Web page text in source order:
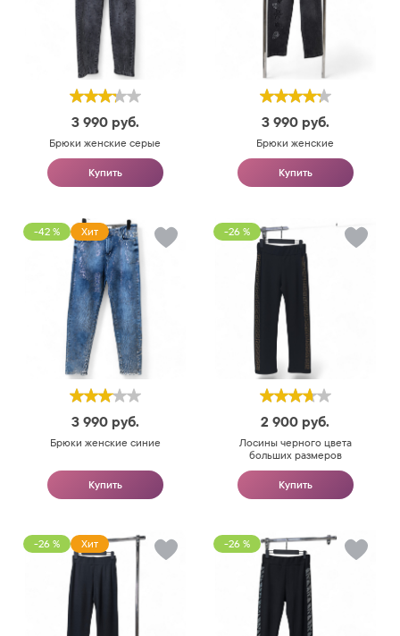
3 990 руб.
Брюки женские серые
Купить
3 990 руб.
Брюки женские
Купить
-42 % Хит
3 990 руб.
Брюки женские синие
Купить
-26 %
2 900 руб.
Лосины черного цвета
больших размеров
Купить
-26 % Хит -26 %